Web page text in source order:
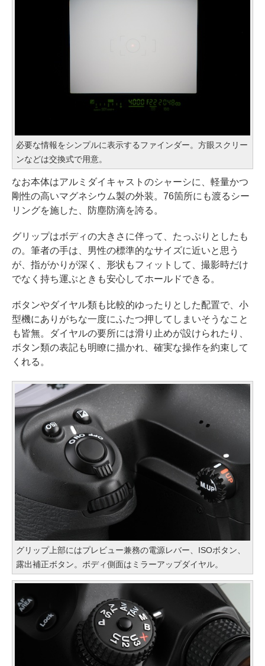
必要な情報をシンプルに表示するファインダー。方眼スクリー
ンなどは交換式で用意。
なお本体はアルミダイキャストのシャーシに、軽量かつ
剛性の高いマグネシウム製の外装。76箇所にも渡るシー
リングを施した、防塵防滴を誇る。
グリップはボディの大きさに伴って、たっぷりとしたも
の。筆者の手は、男性の標準的なサイズに近いと思う
が、指がかりが深く、形状もフィットして、撮影時だけ
でなく持ち運ぶときも安心してホールドできる。
ボタンやダイヤル類も比較的ゆったりとした配置で、小
型機にありがちな一度にふたつ押してしまいそうなこと
も皆無。ダイヤルの要所には滑り止めが設けられたり、
ボタン類の表記も明瞭に描かれ、確実な操作を約束して
くれる。
グリップ上部にはプレビュー兼務の電源レバー、ISOボタン、
露出補正ボタン。ボディ側面はミラーアップダイヤル。